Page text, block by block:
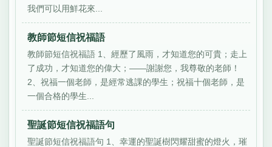
我們可以用鮮花來...
教師節短信祝福語
教師節短信祝福語 1、經歷了風雨，才知道您的可貴；走上
了成功，才知道您的偉大；——謝謝您，我尊敬的老師！
2、祝福一個老師，是經常逃課的學生；祝福十個老師，是
一個合格的學生...
聖誕節短信祝福語句
聖誕節短信祝福語句 1、幸運的聖誕樹閃耀甜蜜的燈火，璀